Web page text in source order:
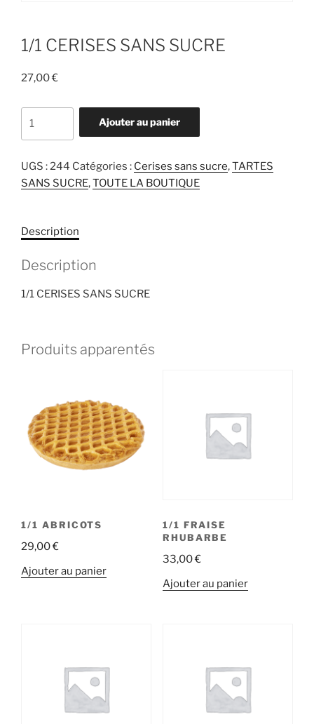
1/1 CERISES SANS SUCRE
27,00€
CERISES
SANS
Ajouter au panier
UGS : 244 Catégories : Cerises sans sucre,TARTES
SANS SUCRE,TOUTE LA BOUTIQUE
Description
Description
1/1 CERISES SANS SUCRE
Produits apparentés
1/1 ABRICOTS
29,00€
Ajouter au panier
1/1 FRAISE
RHUBARBE
33,00€
Ajouter au panier